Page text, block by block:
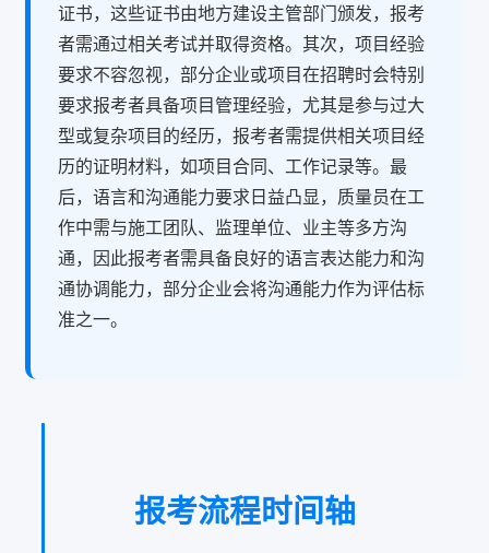
证书，这些证书由地方建设主管部门颁发，报考
者需通过相关考试并取得资格。其次，项目经验
要求不容忽视，部分企业或项目在招聘时会特别
要求报考者具备项目管理经验，尤其是参与过大
型或复杂项目的经历，报考者需提供相关项目经
历的证明材料，如项目合同、工作记录等。最
后，语言和沟通能力要求日益凸显，质量员在工
作中需与施工团队、监理单位、业主等多方沟
通，因此报考者需具备良好的语言表达能力和沟
通协调能力，部分企业会将沟通能力作为评估标
准之一。
报考流程时间轴